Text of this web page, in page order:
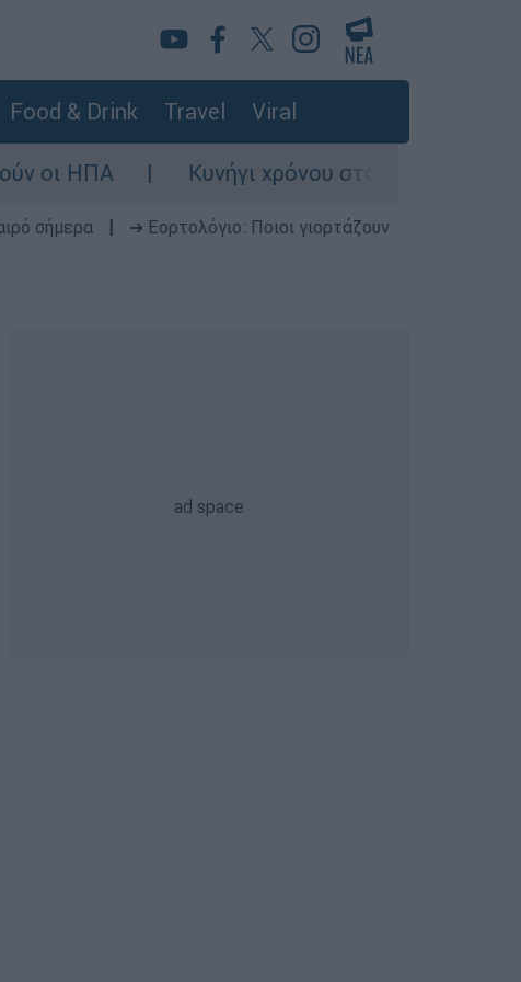
Food & Drink Travel Viral
Κυνήγι χρόνου στα λεωφορεία: Οι
σήμερα
➔ Εορτολόγιο: Ποιοι γιορτάζουν